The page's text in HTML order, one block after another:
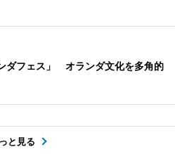
ダフェス」 オランダ文化を多角的
と見る